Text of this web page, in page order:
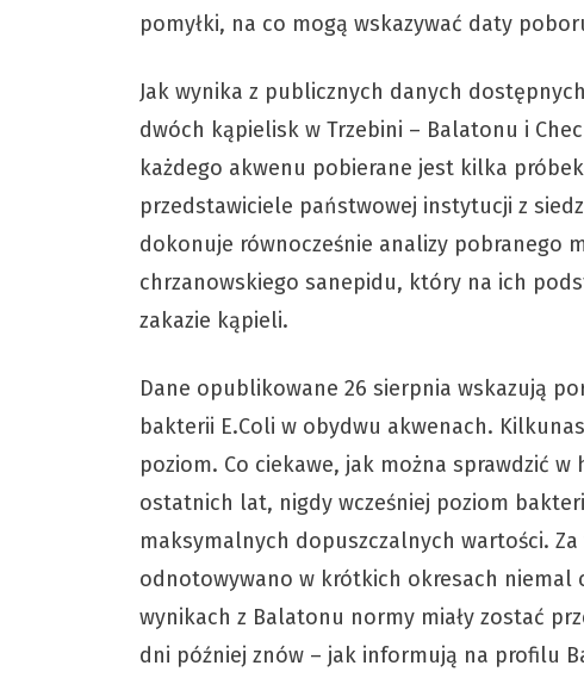
pomyłki, na co mogą wskazywać daty
Jak wynika z publicznych danych
dwóch kąpielisk w Trzebini – Balatonu i
każdego akwenu pobierane jest kilka
przedstawiciele państwowej instytucji z
dokonuje równocześnie analizy pobranego
chrzanowskiego sanepidu, który na ich
zakazie kąpieli.
Dane opublikowane 26 sierpnia wskazują
bakterii E.Coli w obydwu akwenach.
poziom. Co ciekawe, jak można sprawdzić
ostatnich lat, nigdy wcześniej poziom
maksymalnych dopuszczalnych wartości.
odnotowywano w krótkich okresach niemal
wynikach z Balatonu normy miały zostać
dni później znów – jak informują na profilu